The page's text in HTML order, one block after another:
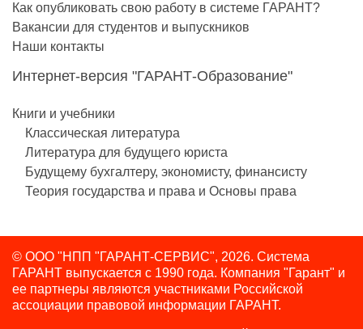
Как опубликовать свою работу в системе ГАРАНТ?
Вакансии для студентов и выпускников
Наши контакты
Интернет-версия "ГАРАНТ-Образование"
Книги и учебники
Классическая литература
Литература для будущего юриста
Будущему бухгалтеру, экономисту, финансисту
Теория государства и права и Основы права
© ООО "НПП "ГАРАНТ-СЕРВИС", 2026. Система
ГАРАНТ выпускается с 1990 года. Компания "Гарант" и
ее партнеры являются участниками Российской
ассоциации правовой информации ГАРАНТ.